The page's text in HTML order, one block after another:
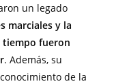
un legado
marciales y la
tiempo fueron
. Además, su
de la